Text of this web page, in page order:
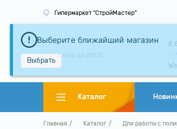
Гипермаркет "СтройМастер"
С 8:00 до 20:00
8
Каталог
Главная Каталог Для работы с
Выберите ближайший магазин
Выбрать